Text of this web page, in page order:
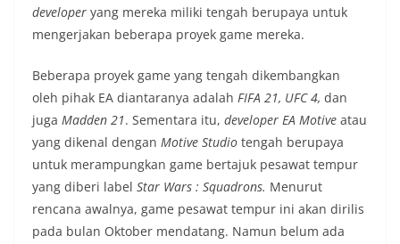
developer yang mereka miliki tengah berupaya untuk
mengerjakan beberapa proyek game mereka.
Beberapa proyek game yang tengah dikembangkan
oleh pihak EA diantaranya adalah FIFA 21, UFC 4, dan
juga Madden 21. Sementara itu, developer EA Motive atau
yang dikenal dengan Motive Studio tengah berupaya
untuk merampungkan game bertajuk pesawat tempur
yang diberi label Star Wars : Squadrons. Menurut
rencana awalnya, game pesawat tempur ini akan dirilis
pada bulan Oktober mendatang. Namun belum ada